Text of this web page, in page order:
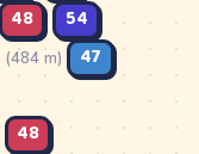
48 54
(484 m)
47
48